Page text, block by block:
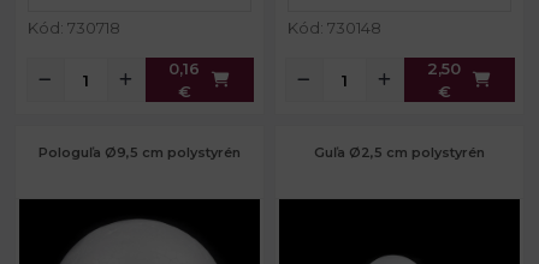
Kód: 730718
0,16
€
Kód: 730148
2,50
€
Pologuľa Ø9,5 cm polystyrén Guľa Ø2,5 cm polystyrén